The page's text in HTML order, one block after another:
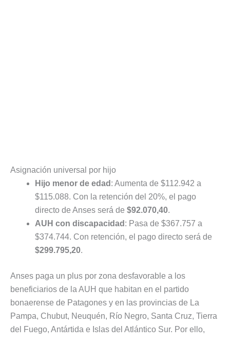
Asignación universal por hijo
Hijo menor de edad : Aumenta de $112.942 a
$115.088. Con la retención del 20%, el pago
directo de Anses será de $92.070,40.
AUH con discapacidad : Pasa de $367.757 a
$374.744. Con retención, el pago directo será de
$299.795,20.
Anses paga un plus por zona desfavorable a los
beneficiarios de la AUH que habitan en el partido
bonaerense de Patagones y en las provincias de La
Pampa, Chubut, Neuquén, Río Negro, Santa Cruz, Tierra
del Fuego, Antártida e Islas del Atlántico Sur. Por ello,